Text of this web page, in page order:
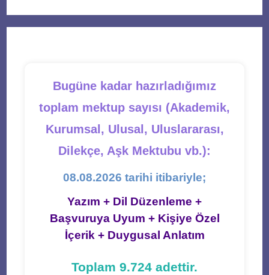
Bugüne kadar hazırladığımız
toplam mektup sayısı (Akademik,
Kurumsal, Ulusal, Uluslararası,
Dilekçe, Aşk Mektubu vb.):
08.08.2026 tarihi itibariyle;
Yazım + Dil Düzenleme +
Başvuruya Uyum + Kişiye Özel
İçerik + Duygusal Anlatım
Toplam 9.724 adettir.